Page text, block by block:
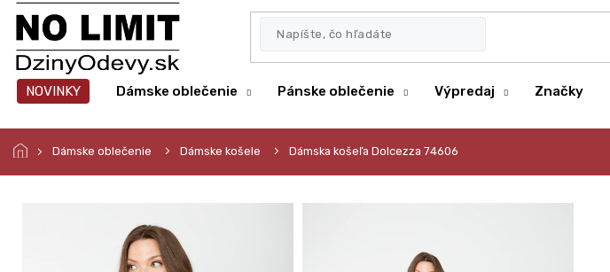
Prejsť
obsah
NOVINKY Dámske oblečenie Pánske oblečenie Výpredaj Značky
Dámske oblečenie Dámske košele Dámska košeľa Dolcezza 74606